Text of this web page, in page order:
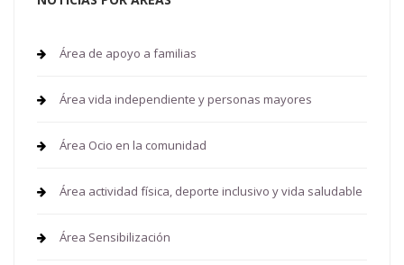
Área de apoyo a familias
Área vida independiente y personas mayores
Área Ocio en la comunidad
Área actividad física, deporte inclusivo y vida saludable
Área Sensibilización